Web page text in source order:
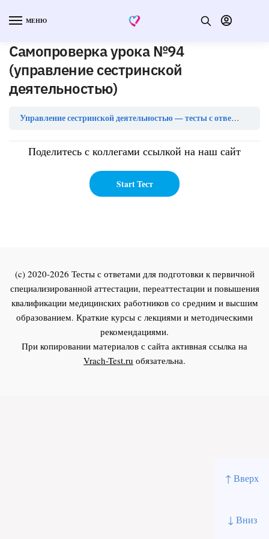
↑ Вверх
↓ Вниз
МЕНЮ
Самопроверка урока №94
(управление сестринской
деятельностью)
Управление сестринской деятельностью — тесты с ответами
Поделитесь с коллегами ссылкой на наш сайт
(c) 2020-2026 Тесты с ответами для подготовки к первичной
специализированной аттестации, переаттестации и повышения
квалификации медицинских работников со средним и высшим
образованием. Краткие курсы с лекциями и методическими
рекомендациями.
При копировании материалов с сайта активная ссылка на
Vrach-Test.ru обязательна.